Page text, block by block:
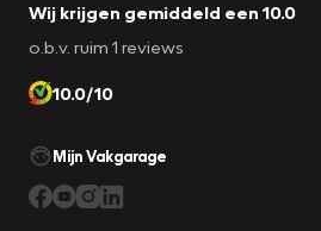
Wij krijgen gemiddeld een 10.0
o.b.v. ruim 1 reviews
10.0/10
Mijn Vakgarage